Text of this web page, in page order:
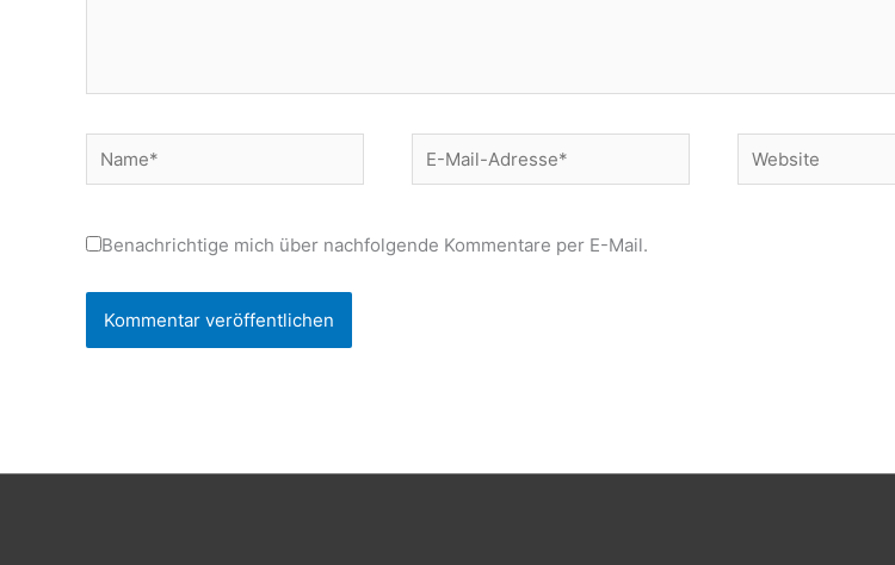
Name*
E-
Mail-
Website
Benachrichtige mich über nachfolgende Kommentare per E-Mail.